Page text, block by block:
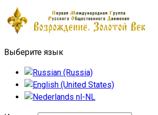
Выберите язык